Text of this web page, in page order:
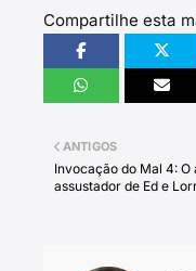
Compartilhe esta
ANTIGOS
Invocação do Mal 4: O
assustador de Ed e